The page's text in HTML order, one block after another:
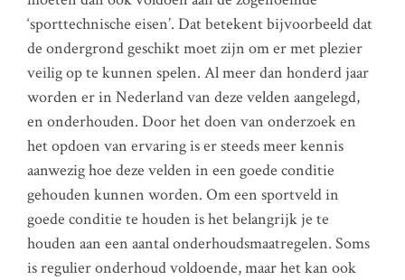
‘sporttechnische eisen’. Dat betekent bijvoorbeeld dat
de ondergrond geschikt moet zijn om er met plezier
veilig op te kunnen spelen. Al meer dan honderd jaar
worden er in Nederland van deze velden aangelegd,
en onderhouden. Door het doen van onderzoek en
het opdoen van ervaring is er steeds meer kennis
aanwezig hoe deze velden in een goede conditie
gehouden kunnen worden. Om een sportveld in
goede conditie te houden is het belangrijk je te
houden aan een aantal onderhoudsmaatregelen. Soms
is regulier onderhoud voldoende, maar het kan ook